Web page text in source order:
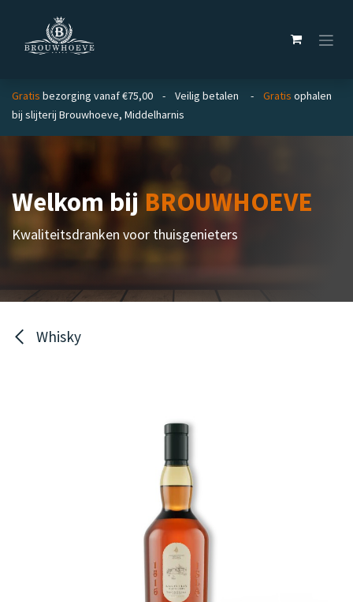
Gratis bezorging vanaf €75,00 - Veilig betalen - Gratis ophalen
bij slijterij Brouwhoeve, Middelharnis
Welkom bijBROUWHOEVE
Kwaliteitsdranken voor thuisgenieters
Whisky